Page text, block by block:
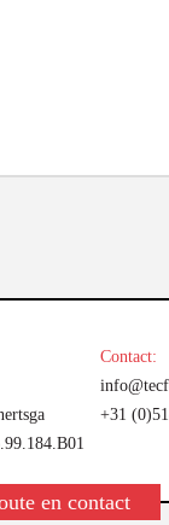
Contact:
+31
en contact